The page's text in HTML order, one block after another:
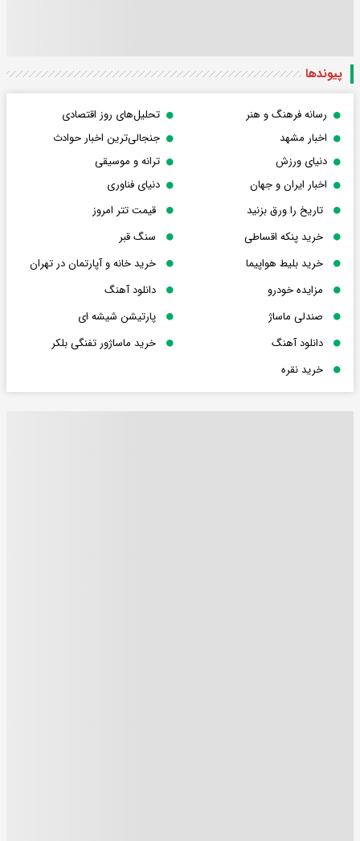
پیوندها
رسانه فرهنگ و هنر
تحلیل‌های روز اقتصادی
اخبار مشهد
جنجالی‌ترین اخبار حوادث
دنیای ورزش
ترانه و موسیقی
اخبار ایران و جهان
دنیای فناوری
تاریخ را ورق بزنید
قیمت تتر امروز
خرید پنکه اقساطی
سنگ قبر
خرید بلیط هواپیما
خرید خانه و آپارتمان در تهران
مزایده خودرو
دانلود آهنگ
صندلی ماساژ
پارتیشن شیشه ای
دانلود آهنگ
خرید ماساژور تفنگی بلکر
خرید نقره